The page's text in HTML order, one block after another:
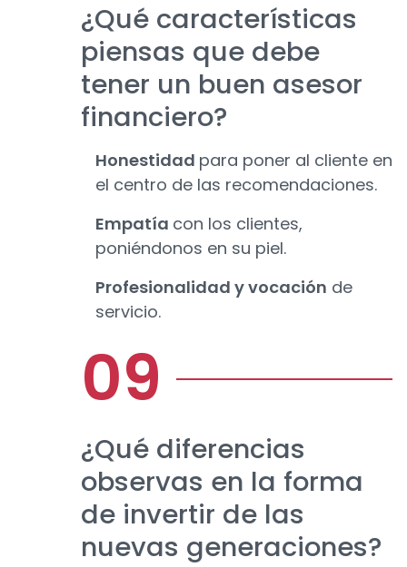
¿Qué características
piensas que debe
tener un buen asesor
financiero?
Honestidad para poner al cliente en
el centro de las recomendaciones.
Empatía con los clientes,
poniéndonos en su piel.
Profesionalidad y vocación de
servicio.
¿Qué diferencias
observas en la forma
de invertir de las
nuevas generaciones?